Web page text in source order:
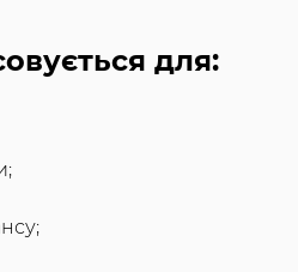
для: